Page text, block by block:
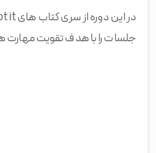
جلسات را با هدف تقویت مهارت